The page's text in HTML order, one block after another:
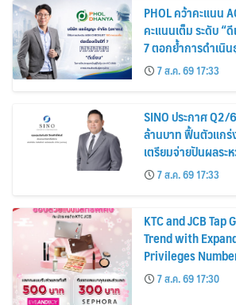
PHOL คว้าคะแนน
คะแนนเต็ม ระดับ “
7 ตอกย้ำการดำเนิ
รมาภิบาล โปร่งใส ส
หุ้น
7 ส.ค. 69 17:33
SINO ประกาศ
ล้านบาท ฟื้นตัวแกร่
เตรียมจ่ายปันผลร
บาทต่อหุ้น ครึ่งปีหลัง
7 ส.ค. 69 17:33
KTC and JCB
Trend with
Privileges
Cardmembers
Cosmetics Rises
7 ส.ค. 69 17:30